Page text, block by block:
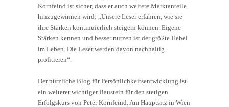
Kornfeind ist sicher, dass er auch weitere Marktanteile
hinzugewinnen wird: „Unsere Leser erfahren, wie sie
ihre Stärken kontinuierlich steigern können. Eigene
Stärken kennen und besser nutzen ist der größte Hebel
im Leben. Die Leser werden davon nachhaltig
profitieren“.
Der nützliche Blog für Persönlichkeitsentwicklung ist
ein weiterer wichtiger Baustein für den stetigen
Erfolgskurs von Peter Kornfeind. Am Hauptsitz in Wien